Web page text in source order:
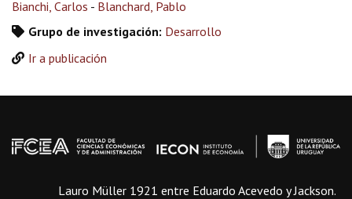
Bianchi, Carlos - Blanchard, Pablo
Grupo de investigación: Desarrollo
Ir a publicación
Lauro Müller 1921 entre Eduardo Acevedo y Jackson.